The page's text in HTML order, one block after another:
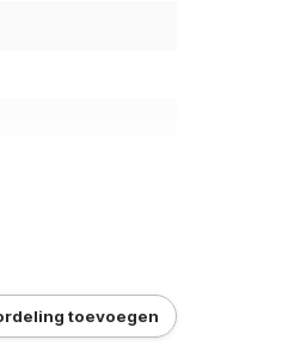
toevoegen